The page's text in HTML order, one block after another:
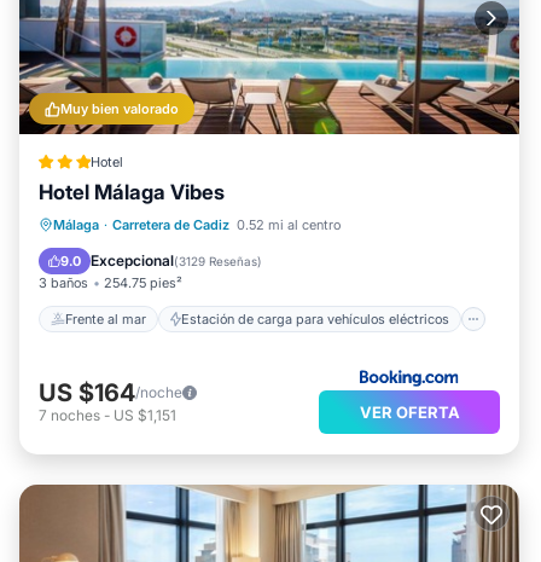
Muy bien valorado
Hotel
Hotel Málaga Vibes
Málaga · Carretera de Cadiz 0.52 mi al centro
9.0 Excepcional(3129 Reseñas)
3 baños 254.75 pies²
Frente al mar Estación de carga para vehículos eléctricos
Frente al mar
Estación de carga para vehículos eléctricos
Aparcamiento
Piscina
US $164/noche
7 noches - US $1,151 VER OFERTA